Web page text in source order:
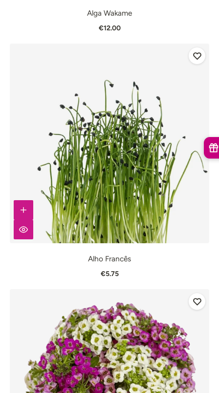
Alga Wakame
€12.00
Alho Francês
€5.75